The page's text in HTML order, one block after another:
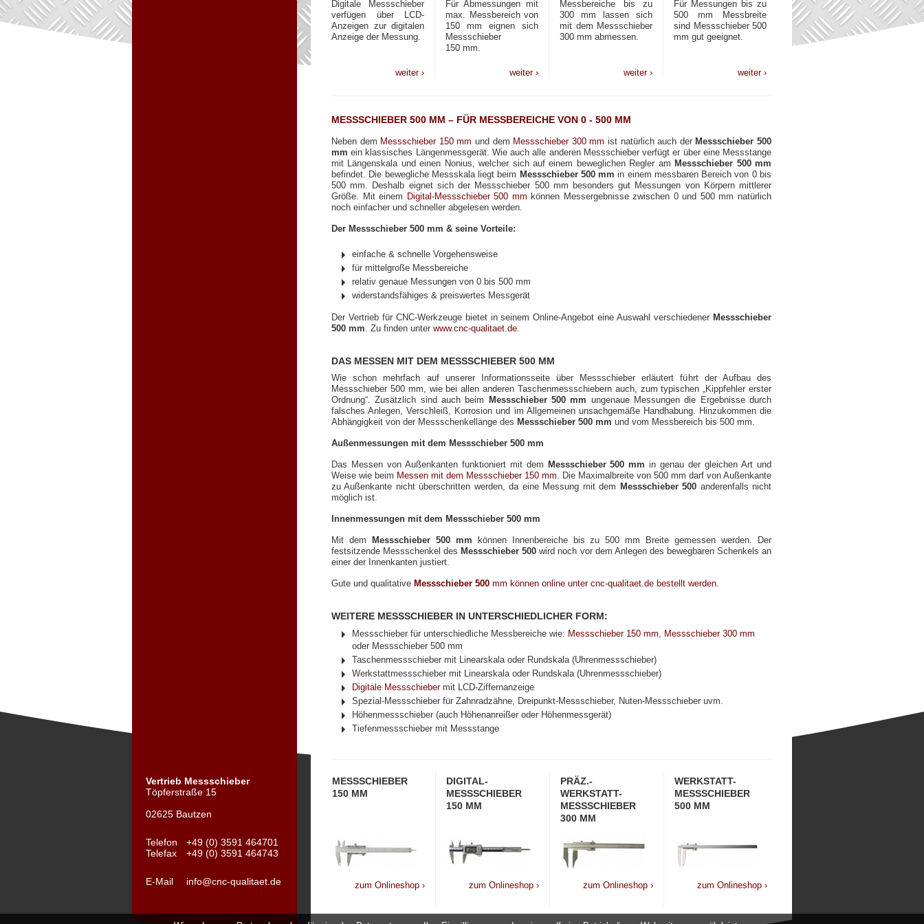
Digitale Messschieber
verfügen über LCD-
Anzeigen zur digitalen
Anzeige der Messung.
weiter ›
Für Abmessungen mit
max. Messbereich von
150 mm eignen sich
Messschieber
150 mm.
weiter ›
Messbereiche bis zu
300 mm lassen sich
mit dem Messschieber
300 mm abmessen.
weiter ›
Für Messungen bis zu
500 mm Messbreite
sind Messschieber 500
mm gut geeignet.
weiter ›
MESSSCHIEBER 500 MM – FÜR MESSBEREICHE VON 0 - 500 MM
Neben dem Messschieber 150 mm und dem Messschieber 300 mm ist natürlich auch der Messschieber 500
mm ein klassisches Längenmessgerät. Wie auch alle anderen Messschieber verfügt er über eine Messstange
mit Längenskala und einen Nonius, welcher sich auf einem beweglichen Regler am Messschieber 500 mm
befindet. Die bewegliche Messskala liegt beim Messschieber 500 mm in einem messbaren Bereich von 0 bis
500 mm. Deshalb eignet sich der Messschieber 500 mm besonders gut Messungen von Körpern mittlerer
Größe. Mit einem Digital-Messschieber 500 mm können Messergebnisse zwischen 0 und 500 mm natürlich
noch einfacher und schneller abgelesen werden.
Der Messschieber 500 mm & seine Vorteile:
einfache & schnelle Vorgehensweise
für mittelgroße Messbereiche
relativ genaue Messungen von 0 bis 500 mm
widerstandsfähiges & preiswertes Messgerät
Der Vertrieb für CNC-Werkzeuge bietet in seinem Online-Angebot eine Auswahl verschiedener Messschieber
500 mm. Zu finden unter www.cnc-qualitaet.de.
DAS MESSEN MIT DEM MESSSCHIEBER 500 MM
Wie schon mehrfach auf unserer Informationsseite über Messschieber erläutert führt der Aufbau des
Messschieber 500 mm, wie bei allen anderen Taschenmessschiebern auch, zum typischen „Kippfehler erster
Ordnung“. Zusätzlich sind auch beim
Messschieber 500 mm ungenaue Messungen die Ergebnisse durch
falsches Anlegen, Verschleiß, Korrosion und im Allgemeinen unsachgemäße Handhabung. Hinzukommen die
Abhängigkeit von der Messschenkellänge des Messschieber 500 mm und vom Messbereich bis 500 mm.
Außenmessungen mit dem Messschieber 500 mm
Das Messen von Außenkanten funktioniert mit dem Messschieber 500 mm in genau der gleichen Art und
Weise wie beim Messen mit dem Messschieber 150 mm. Die Maximalbreite von 500 mm darf von Außenkante
zu Außenkante nicht überschritten werden, da eine Messung mit dem Messschieber 500 anderenfalls nicht
möglich ist.
Innenmessungen mit dem Messschieber 500 mm
Mit dem Messschieber 500 mm können Innenbereiche bis zu 500 mm Breite gemessen werden. Der
festsitzende Messschenkel des Messschieber 500 wird noch vor dem Anlegen des bewegbaren Schenkels an
einer der Innenkanten justiert.
Gute und qualitative Messschieber 500 mm können online unter cnc-qualitaet.de bestellt werden.
WEITERE MESSSCHIEBER IN UNTERSCHIEDLICHER FORM:
Messschieber für unterschiedliche Messbereiche wie: Messschieber 150 mm, Messschieber 300 mm
oder Messschieber 500 mm
Taschenmessschieber mit Linearskala oder Rundskala (Uhrenmessschieber)
Werkstattmessschieber mit Linearskala oder Rundskala (Uhrenmessschieber)
Digitale Messschiebermit LCD-Ziffernanzeige
Spezial-Messschieber für Zahnradzähne, Dreipunkt-Messschieber, Nuten-Messschieber uvm.
Höhenmessschieber (auch Höhenanreißer oder Höhenmessgerät)
Tiefenmessschieber mit Messstange
Vertrieb Messschieber
Töpferstraße 15
02625 Bautzen
Telefon
+49 (0) 3591 464701
Telefax
+49 (0) 3591 464743
E-Mail info@cnc-qualitaet.de
MESSSCHIEBER
150 MM
zum Onlineshop ›
DIGITAL-
MESSSCHIEBER
150 MM
zum Onlineshop ›
PRÄZ.-
WERKSTATT-
MESSSCHIEBER
300 MM
zum Onlineshop ›
WERKSTATT-
MESSSCHIEBER
500 MM
zum Onlineshop ›